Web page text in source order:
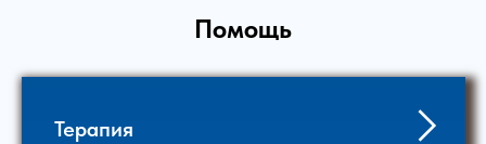
Помощь
Терапия